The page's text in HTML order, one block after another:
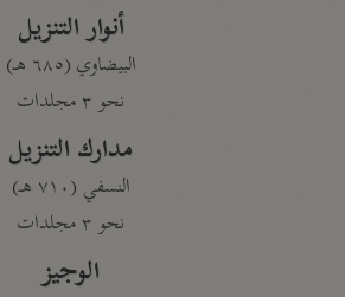
أنوار التنزيل
البيضاوي (٦٨٥ هـ)
نحو ٣ مجلدات
مدارك التنزيل
النسفي (٧١٠ هـ)
نحو ٣ مجلدات
الوجيز